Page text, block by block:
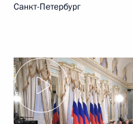
Санкт-Петербург